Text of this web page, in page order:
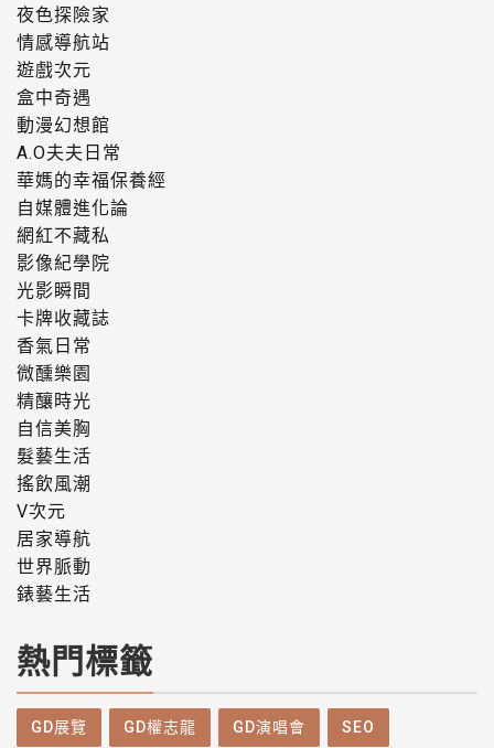
夜色探險家
情感導航站
遊戲次元
盒中奇遇
動漫幻想館
A.O夫夫日常
華媽的幸福保養經
自媒體進化論
網紅不藏私
影像紀學院
光影瞬間
卡牌收藏誌
香氣日常
微醺樂園
精釀時光
自信美胸
髮藝生活
搖飲風潮
V次元
居家導航
世界脈動
錶藝生活
熱門標籤
GD展覽 GD權志龍 GD演唱會 SEO